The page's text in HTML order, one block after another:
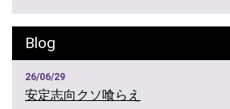
Blog
26/06/29
安定志向クソ喰らえ